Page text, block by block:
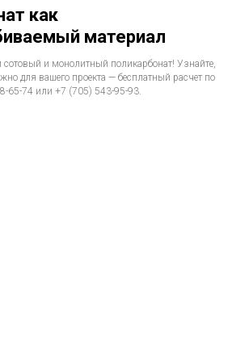
как
материал
сотовый и монолитный поликарбонат! Узнайте,
для вашего проекта — бесплатный расчет по
65-74 или +7 (705) 543-95-93.